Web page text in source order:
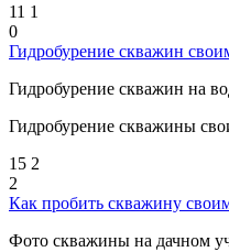
11 1
0
Гидробурение скважин
Гидробурение скважин на
Гидробурение скважины
15 2
2
Как пробить скважину
Фото скважины на дачном